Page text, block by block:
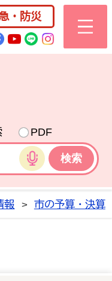
桜川市公式ホー
・防災
川市公式Twitter
桜川市公式
桜川市公式
桜川市公式
PDF
音声検索
報 > 市の予算・決算